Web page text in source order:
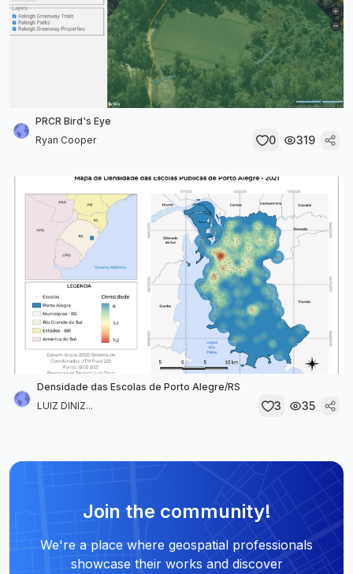
PRCR Bird's Eye
Ryan Cooper
0 319
Densidade das Escolas de Porto Alegre/RS
LUIZ DINIZ...
3 35
Join the community!
We're a place where geospatial professionals
showcase their works and discover